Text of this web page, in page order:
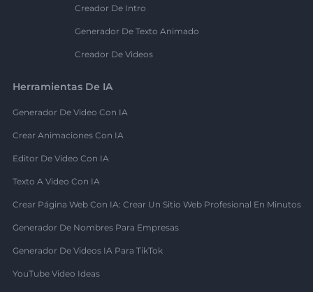
Creador De Intro
Generador De Texto Animado
Creador De Videos
Herramientas De IA
Generador De Video Con IA
Crear Animaciones Con IA
Editor De Video Con IA
Texto A Video Con IA
Crear Página Web Con IA: Crear Un Sitio Web Profesional En Minutos
Generador De Nombres Para Empresas
Generador De Videos IA Para TikTok
YouTube Video Ideas